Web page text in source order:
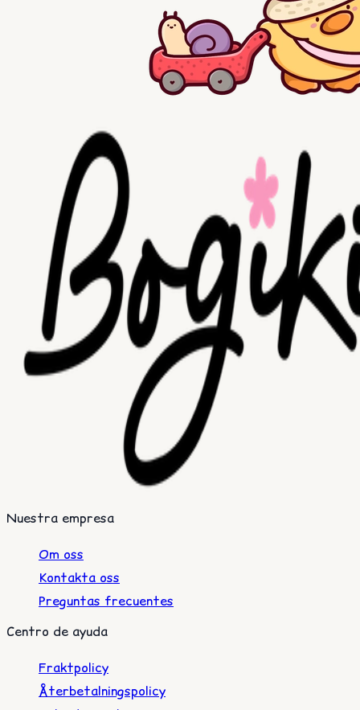
Nuestra empresa
Om oss
Kontakta oss
Preguntas frecuentes
Centro de ayuda
Fraktpolicy
Återbetalningspolicy